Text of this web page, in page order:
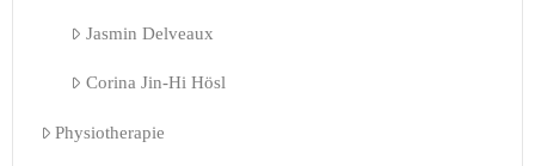
Jasmin Delveaux
Corina Jin-Hi Hösl
Physiotherapie